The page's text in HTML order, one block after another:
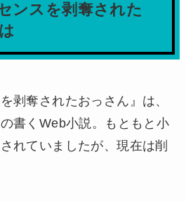
ンスを剥奪された
剥奪されたおっさん』は、
書くWeb小説。もともと小
れていましたが、現在は削